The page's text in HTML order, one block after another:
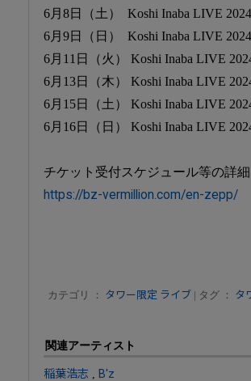
6月8日（土） Koshi Inaba LIVE
6月9日（日） Koshi Inaba LIVE
6月11日（火） Koshi Inaba LIVE
6月13日（木） Koshi Inaba LIVE
6月15日（土） Koshi Inaba LIVE
6月16日（日） Koshi Inaba LIVE
チケット受付スケジュール等の詳
https://bz-vermillion.com/en-zepp/
カテゴリ ： タワー限定 ライブ | タグ ： タ
関連アーティスト
稲葉浩志 B'z